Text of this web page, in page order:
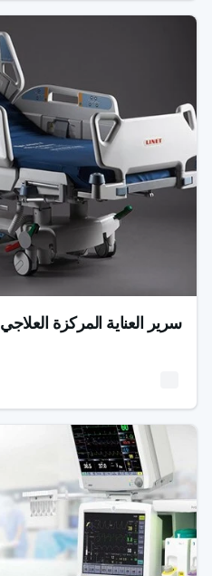
سرير العناية المركزة العلاجي